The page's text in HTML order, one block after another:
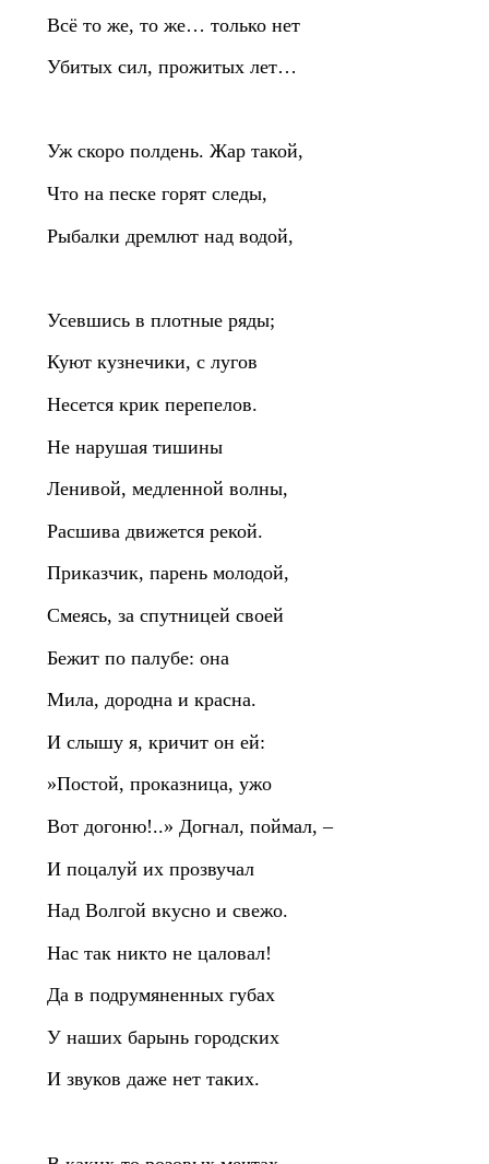
Всё то же, то же… только нет
Убитых сил, прожитых лет…
Уж скоро полдень. Жар такой,
Что на песке горят следы,
Рыбалки дремлют над водой,
Усевшись в плотные ряды;
Куют кузнечики, с лугов
Несется крик перепелов.
Не нарушая тишины
Ленивой, медленной волны,
Расшива движется рекой.
Приказчик, парень молодой,
Смеясь, за спутницей своей
Бежит по палубе: она
Мила, дородна и красна.
И слышу я, кричит он ей:
»Постой, проказница, ужо
Вот догоню!..» Догнал, поймал, –
И поцалуй их прозвучал
Над Волгой вкусно и свежо.
Нас так никто не цаловал!
Да в подрумяненных губах
У наших барынь городских
И звуков даже нет таких.